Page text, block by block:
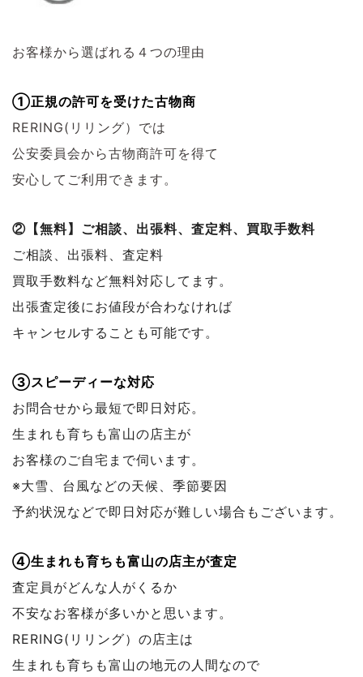
お客様から選ばれる４つの理由
①正規の許可を受けた古物商
RERING(リリング）では
公安委員会から古物商許可を得て
安心してご利用できます。
②【無料】ご相談、出張料、査定料、買取手数料
ご相談、出張料、査定料
買取手数料など無料対応してます。
出張査定後にお値段が合わなければ
キャンセルすることも可能です。
③スピーディーな対応
お問合せから最短で即日対応。
生まれも育ちも富山の店主が
お客様のご自宅まで伺います。
※大雪、台風などの天候、季節要因
予約状況などで即日対応が難しい場合もございます。
④生まれも育ちも富山の店主が査定
査定員がどんな人がくるか
不安なお客様が多いかと思います。
RERING(リリング）の店主は
生まれも育ちも富山の地元の人間なので